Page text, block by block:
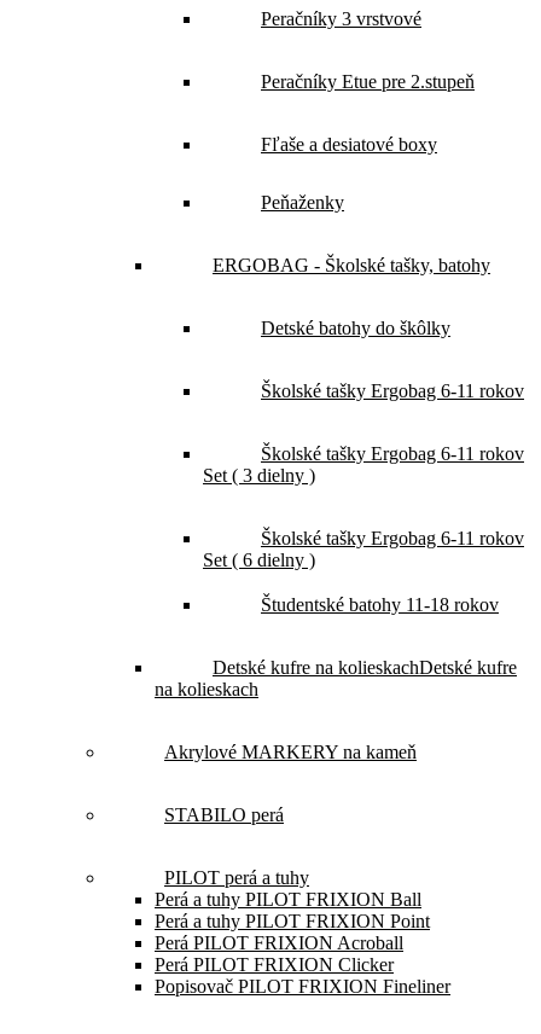
Peračníky 3 vrstvové
Peračníky Etue pre 2.stupeň
Fľaše a desiatové boxy
Peňaženky
ERGOBAG - Školské tašky, batohy
Detské batohy do škôlky
Školské tašky Ergobag 6-11 rokov
Školské tašky Ergobag 6-11 rokov
Set ( 3 dielny )
Školské tašky Ergobag 6-11 rokov
Set ( 6 dielny )
Študentské batohy 11-18 rokov
Detské kufre na kolieskachDetské kufre
na kolieskach
Akrylové MARKERY na kameň
STABILO perá
PILOT perá a tuhy
Perá a tuhy PILOT FRIXION Ball
Perá a tuhy PILOT FRIXION Point
Perá PILOT FRIXION Acroball
Perá PILOT FRIXION Clicker
Popisovač PILOT FRIXION Fineliner